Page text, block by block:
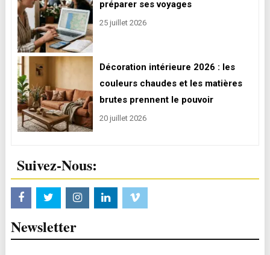
préparer ses voyages
25 juillet 2026
Décoration intérieure 2026 : les
couleurs chaudes et les matières
brutes prennent le pouvoir
20 juillet 2026
Suivez-Nous:
Newsletter